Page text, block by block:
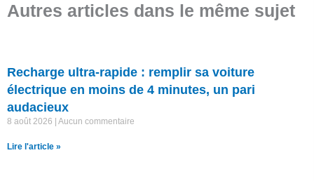
Autres articles dans le même sujet
Recharge ultra-rapide : remplir sa voiture
électrique en moins de 4 minutes, un pari
audacieux
8 août 2026 Aucun commentaire
Lire l'article »